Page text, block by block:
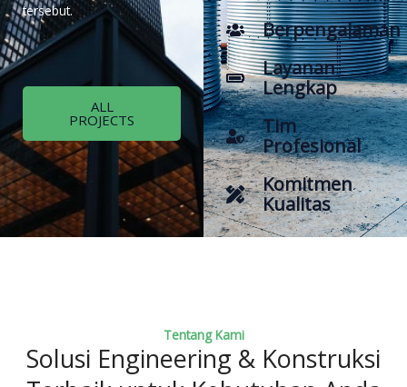
tersebut.
ALL
PROJECTS
Berpengalaman
Layanan
Lengkap
Tim
Profesional
Komitmen
Kualitas
Tentang Kami
Solusi Engineering & Konstruksi